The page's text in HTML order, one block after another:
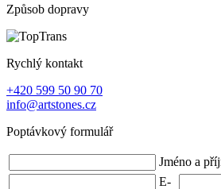
Způsob dopravy
Rychlý kontakt
+420 599 50 90 70
info@artstones.cz
Poptávkový formulář
Jméno a
E-